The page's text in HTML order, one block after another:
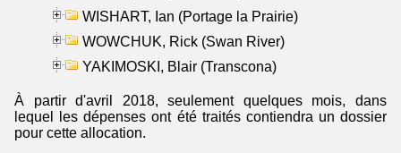
WISHART, Ian (Portage la Prairie)
WOWCHUK, Rick (Swan River)
YAKIMOSKI, Blair (Transcona)
À partir d'avril 2018, seulement quelques mois, dans
lequel les dépenses ont été traités contiendra un dossier
pour cette allocation.